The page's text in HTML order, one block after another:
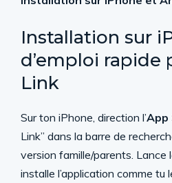
Installation sur
d’emploi rapide
Link
Sur ton iPhone, direction l’App
Link” dans la barre de
version famille/parents. Lance
installe l’application comme tu